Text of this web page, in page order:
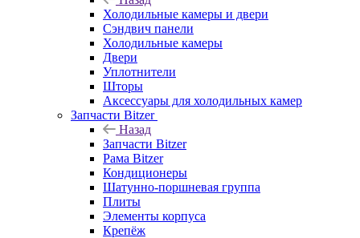
Холодильные камеры и двери
Сэндвич панели
Холодильные камеры
Двери
Уплотнители
Шторы
Аксессуары для холодильных камер
Запчасти Bitzer
Назад
Запчасти Bitzer
Рама Bitzer
Кондиционеры
Шатунно-поршневая группа
Плиты
Элементы корпуса
Крепёж